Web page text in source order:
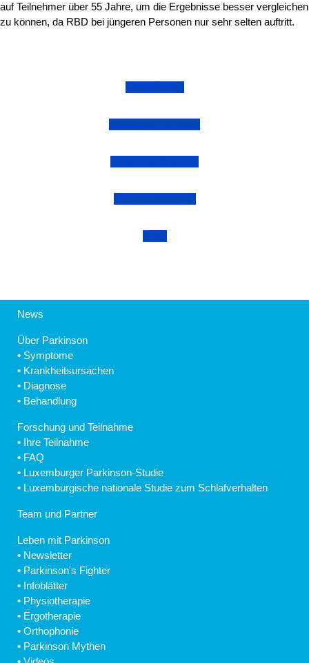
auf Teilnehmer über 55 Jahre, um die Ergebnisse besser vergleichen
zu können, da RBD bei jüngeren Personen nur sehr selten auftritt.
News
Über Parkinson
• Symptome
• Krankheitsursachen
• Diagnose
• Behandlung
Forschung und Teilnahme
• Ihre Teilnahme
• FAQ
• Luxemburger Parkinson-Studie
• Luxemburgische nationale Studie zum Schlafverhalten
Team und Partner
Leben mit Parkinson
• Newsletter
• Parkinson's Fighter
• Infoblätter
• Physiotherapie
• Ergotherapie
• Orthophonie
• Parkinson Mythen